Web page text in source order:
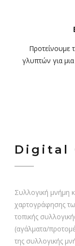
Προτείνουμε
γλυπτών για
Digital
Συλλογική μνήμη
χαρτογράφησης
τοπικής
(αγάλματα/
της συλλογικής